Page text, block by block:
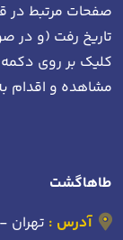
صفحات مرتبط
تاریخ رفت (و در
کلیک بر روی دکمه
مشاهده و اقدام
طاهاگشت
آدرس : تهران